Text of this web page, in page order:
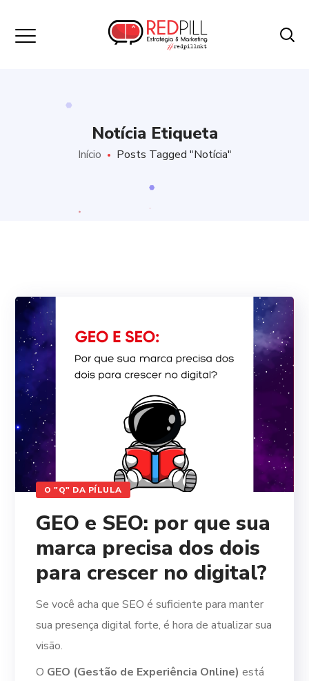
Notícia Etiqueta
Início Posts Tagged "Notícia"
O "Q" DA PÍLULA
GEO e SEO: por que sua
marca precisa dos dois
para crescer no digital?
Se você acha que SEO é suficiente para manter
sua presença digital forte, é hora de atualizar sua
visão.
O GEO (Gestão de Experiência Online) está